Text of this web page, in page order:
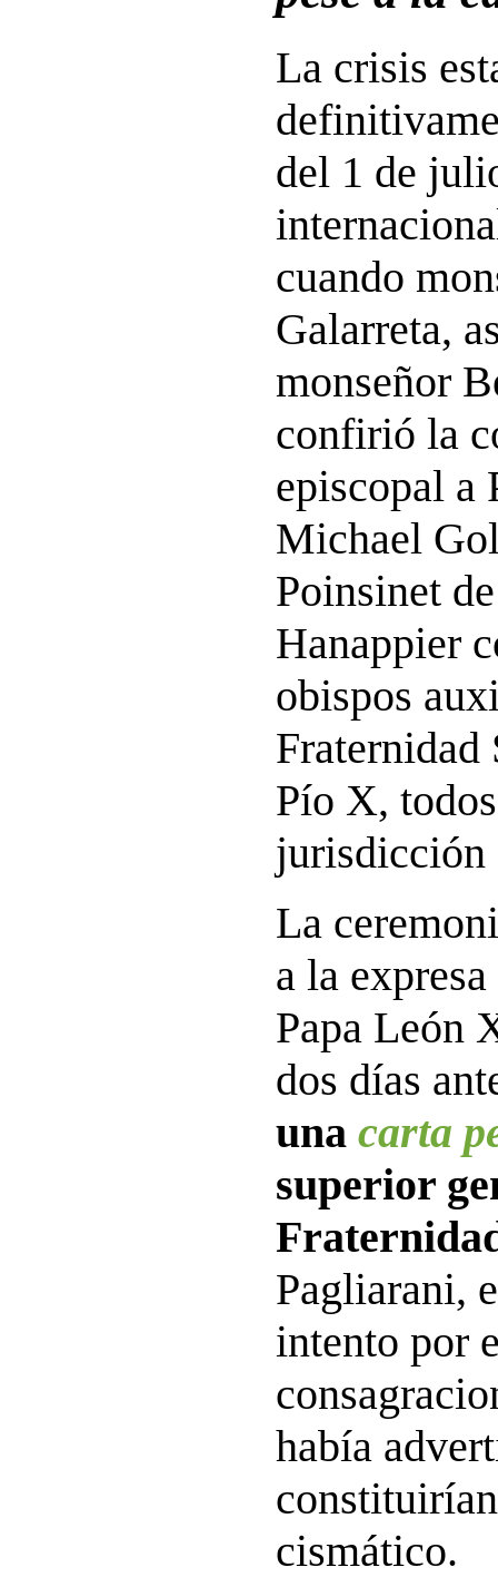
La crisis
del 1 de
cuando
Galarreta,
monseñor
confirió la
episcopal a
Michael
Poinsinet
Hanappier
obispos
Fraternidad
Pío X,
jurisdicción
La
a la
Papa León
dos días
una carta
superior
Pagliarani,
intento por
había
cismático.